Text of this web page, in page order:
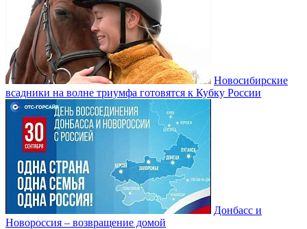
Новосибирские
всадники на волне триумфа готовятся к Кубку России
Донбасс и
Новороссия – возвращение домой